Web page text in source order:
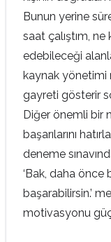
Bunun yerine
saat çalıştım,
edebileceği
kaynak yönetimi
gayreti gösterir
Diğer önemli bir
başarılarını
deneme
‘Bak, daha önce
başarabilirsin.’
motivasyonu